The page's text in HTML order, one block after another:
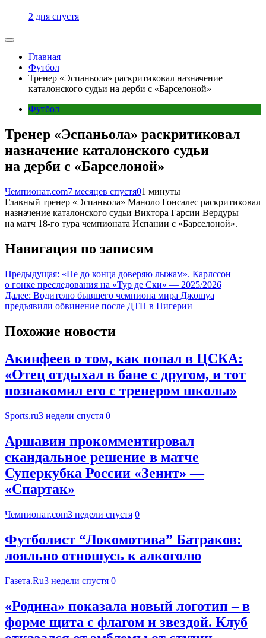
2 дня спустя
Главная
Футбол
Тренер «Эспаньола» раскритиковал назначение
каталонского судьи на дерби с «Барселоной»
Футбол
Тренер «Эспаньола» раскритиковал
назначение каталонского судьи
на дерби с «Барселоной»
Чемпионат.com7 месяцев спустя01 минуты
Главный тренер «Эспаньола» Маноло Гонсалес раскритиковал
назначение каталонского судьи Виктора Гарсии Вердуры
на матч 18-го тура чемпионата Испании с «Барселоной».
Навигация по записям
Предыдущая: «Не до конца доверяю лыжам». Карлссон —
о гонке преследования на «Тур де Ски» — 2025/2026
Далее: Водителю бывшего чемпиона мира Джошуа
предъявили обвинение после ДТП в Нигерии
Похожие новости
Акинфеев о том, как попал в ЦСКА:
«Отец отдыхал в бане с другом, и тот
познакомил его с тренером школы»
Sports.ru3 недели спустя 0
Аршавин прокомментировал
скандальное решение в матче
Суперкубка России «Зенит» —
«Спартак»
Чемпионат.com3 недели спустя 0
Футболист “Локомотива” Батраков:
лояльно отношусь к алкоголю
Газета.Ru3 недели спустя 0
«Родина» показала новый логотип – в
форме щита с флагом и звездой. Клуб